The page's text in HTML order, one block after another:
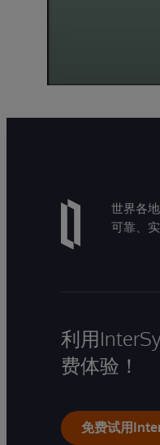
世界各
可靠、
利用
费体验！
免费试用